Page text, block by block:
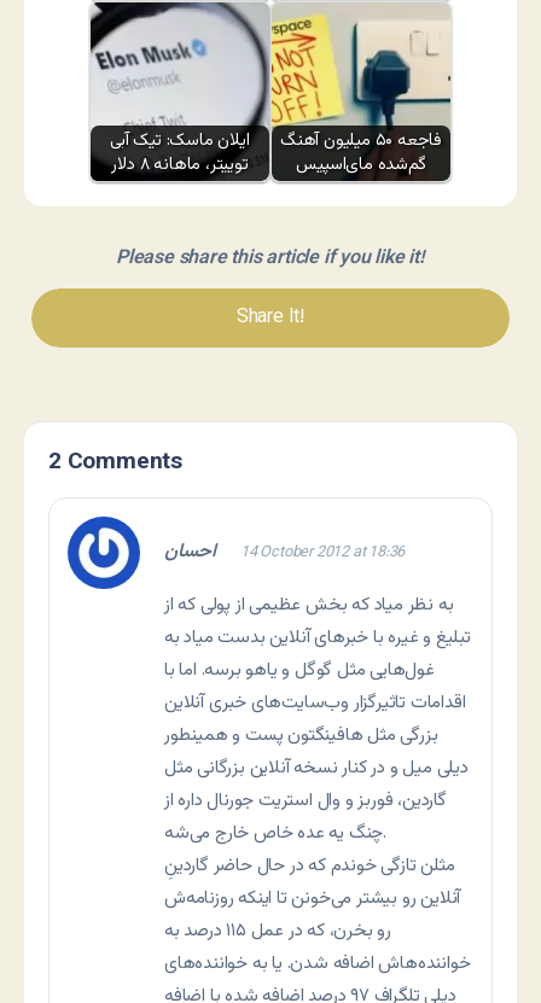
ایلان ماسک: تیک آبی
توییتر، ماهانه ۸ دلار
فاجعه ۵۰ میلیون آهنگ
گم‌شده مای‌اسپیس
Please share this article if you like it!
Share It!
2 Comments
احسان 14 October 2012 at 18:36
به نظر میاد که بخش عظیمی از پولی که از
تبلیغ و غیره با خبرهای آنلاین بدست میاد به
غول‌هایی مثل گوگل و یاهو برسه. اما با
اقدامات تاثیرگزار وب‌سایت‌های خبری آنلاین
بزرگی مثل هافینگتون پست و همینطور
دیلی میل و در کنار نسخه آنلاین بزرگانی مثل
گاردین، فوربز و وال استریت جورنال داره از
چنگ یه عده خاص خارج می‌شه.
مثلن تازگی خوندم که در حال حاضر گاردینِ
آنلاین رو بیشتر می‌خونن تا اینکه روزنامه‌ش
رو بخرن، که در عمل ۱۱۵ درصد به
خواننده‌هاش اضافه شدن. یا به خواننده‌های
دیلی تلگراف ۹۷ درصد اضافه شده با اضافه